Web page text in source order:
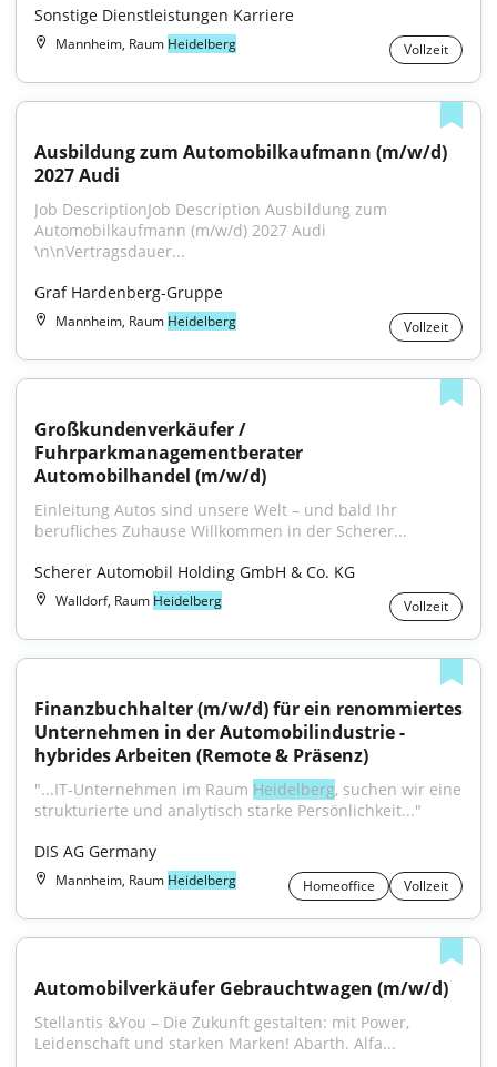
Sonstige Dienstleistungen Karriere
Mannheim, Raum Heidelberg Vollzeit
Ausbildung zum Automobilkaufmann (m/w/d)
2027 Audi
Job DescriptionJob Description Ausbildung zum
Automobilkaufmann (m/w/d) 2027 Audi
\n\nVertragsdauer...
Graf Hardenberg-Gruppe
Mannheim, Raum Heidelberg Vollzeit
Großkundenverkäufer /
Fuhrparkmanagementberater
Automobilhandel (m/w/d)
Einleitung Autos sind unsere Welt – und bald Ihr
berufliches Zuhause Willkommen in der Scherer...
Scherer Automobil Holding GmbH & Co. KG
Walldorf, Raum Heidelberg Vollzeit
Finanzbuchhalter (m/w/d) für ein renommiertes
Unternehmen in der Automobilindustrie -
hybrides Arbeiten (Remote & Präsenz)
"...IT-Unternehmen im Raum Heidelberg, suchen wir eine
strukturierte und analytisch starke Persönlichkeit..."
DIS AG Germany
Mannheim, Raum Heidelberg Homeoffice Vollzeit
Automobilverkäufer Gebrauchtwagen (m/w/d)
Stellantis &You – Die Zukunft gestalten: mit Power,
Leidenschaft und starken Marken! Abarth. Alfa...